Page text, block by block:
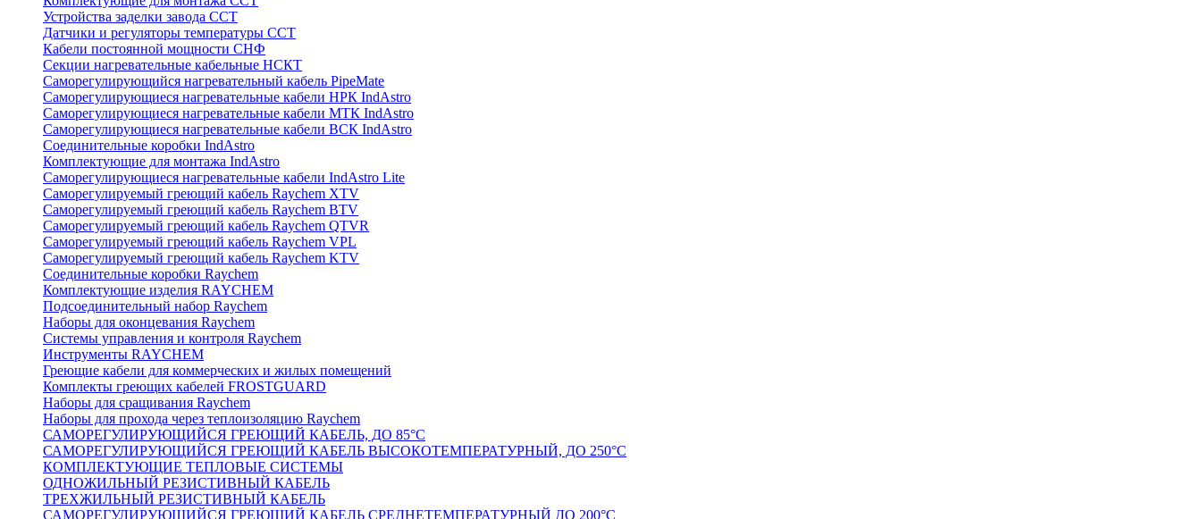
Устройства заделки завода ССТ
Датчики и регуляторы температуры ССТ
Кабели постоянной мощности СНФ
Секции нагревательные кабельные НСКТ
Саморегулирующийся нагревательный кабель PipeMate
Саморегулирующиеся нагревательные кабели НРК IndAstro
Саморегулирующиеся нагревательные кабели МТК IndAstro
Саморегулирующиеся нагревательные кабели ВСК IndAstro
Соединительные коробки IndAstro
Комплектующие для монтажа IndAstro
Саморегулирующиеся нагревательные кабели IndAstro Lite
Саморегулируемый греющий кабель Raychem XTV
Саморегулируемый греющий кабель Raychem BTV
Саморегулируемый греющий кабель Raychem QTVR
Саморегулируемый греющий кабель Raychem VPL
Саморегулируемый греющий кабель Raychem KTV
Соединительные коробки Raychem
Комплектующие изделия RAYCHEM
Подсоединительный набор Raychem
Наборы для оконцевания Raychem
Системы управления и контроля Raychem
Инструменты RAYCHEM
Греющие кабели для коммерческих и жилых помещений
Комплекты греющих кабелей FROSTGUARD
Наборы для сращивания Raychem
Наборы для прохода через теплоизоляцию Raychem
САМОРЕГУЛИРУЮЩИЙСЯ ГРЕЮЩИЙ КАБЕЛЬ, ДО 85°С
САМОРЕГУЛИРУЮЩИЙСЯ ГРЕЮЩИЙ КАБЕЛЬ ВЫСОКОТЕМПЕРАТУРНЫЙ, ДО 250°С
КОМПЛЕКТУЮЩИЕ ТЕПЛОВЫЕ СИСТЕМЫ
ОДНОЖИЛЬНЫЙ РЕЗИСТИВНЫЙ КАБЕЛЬ
ТРЕХЖИЛЬНЫЙ РЕЗИСТИВНЫЙ КАБЕЛЬ
САМОРЕГУЛИРУЮЩИЙСЯ ГРЕЮЩИЙ КАБЕЛЬ СРЕДНЕТЕМПЕРАТУРНЫЙ ДО 200°С